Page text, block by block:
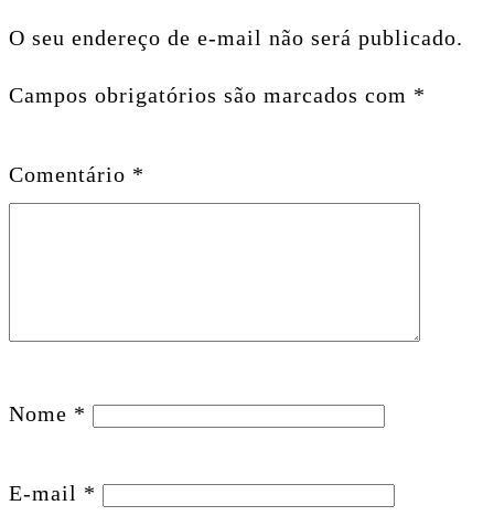
O seu endereço de e-mail não será publicado.
Campos obrigatórios são marcados com *
Comentário *
Nome *
E-mail *